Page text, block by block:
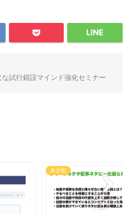
試行錯誤マインド強化セミナー
未分類